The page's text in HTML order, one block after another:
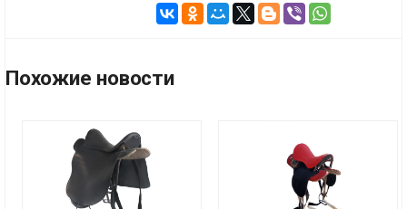
Похожие новости
ПОДРОБНЕЕ